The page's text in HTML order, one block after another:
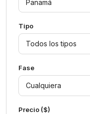
Tipo
Todos los tipos
Fase
Cualquiera
Precio ($)